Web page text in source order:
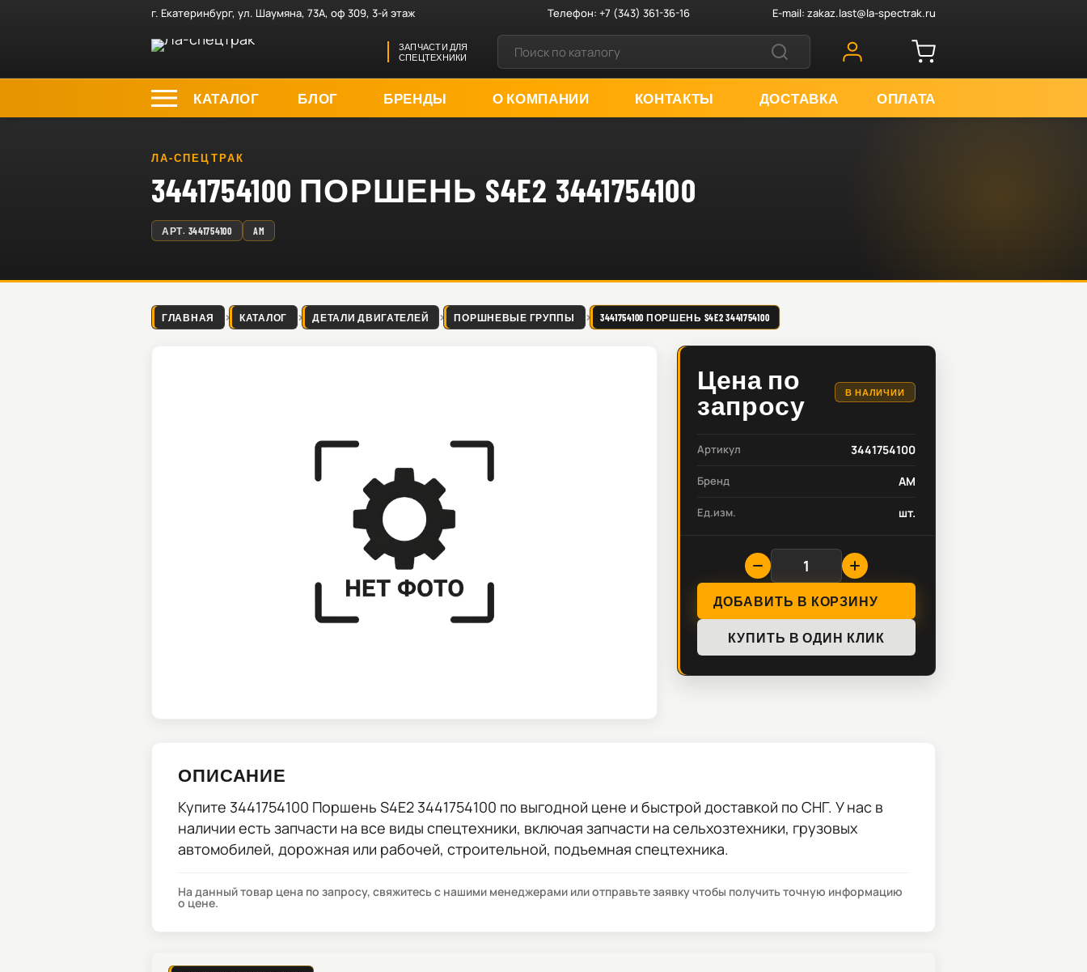
г. Екатеринбург, ул. Шаумяна, 73А, оф 309, 3-й этаж Телефон:+7 (343) 361-36-16 E-mail: zakaz.last@la-spectrak.ru
ЗАПЧАСТИ ДЛЯ
СПЕЦТЕХНИКИ
КАТАЛОГ БЛОГ БРЕНДЫ О КОМПАНИИ КОНТАКТЫ ДОСТАВКА ОПЛАТА
ЛА-СПЕЦТРАК
3441754100 ПОРШЕНЬ S4E2 3441754100
АРТ. 3441754100 AM
ГЛАВНАЯ КАТАЛОГ ДЕТАЛИ ДВИГАТЕЛЕЙ ПОРШНЕВЫЕ ГРУППЫ 3441754100 ПОРШЕНЬ S4E2 3441754100
Цена по
запросу
В НАЛИЧИИ
Артикул 3441754100
Бренд AM
Ед.изм. шт.
ДОБАВИТЬ В КОРЗИНУ
КУПИТЬ В ОДИН КЛИК
ОПИСАНИЕ
Купите 3441754100 Поршень S4E2 3441754100 по выгодной цене и быстрой доставкой по СНГ. У нас в
наличии есть запчасти на все виды спецтехники, включая запчасти на сельхозтехники, грузовых
автомобилей, дорожная или рабочей, строительной, подъемная спецтехника.
На данный товар цена по запросу, свяжитесь с нашими менеджерами или отправьте заявку чтобы получить точную информацию
о цене.